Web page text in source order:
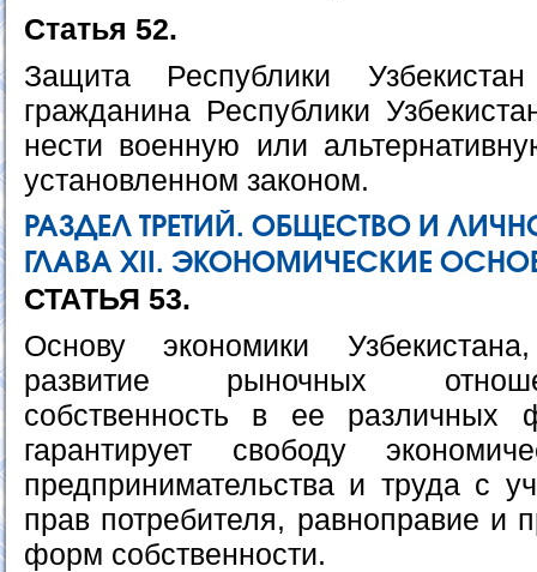
Статья 52.
Защита Республики
гражданина Республики
нести военную или
установленном законом.
РАЗДЕЛ ТРЕТИЙ. ОБЩЕСТВО И
ГЛАВА ХII. ЭКОНОМИЧЕСКИЕ
СТАТЬЯ 53.
Основу экономики
развитие рыночных
собственность в ее различных
гарантирует свободу
предпринимательства и труда с
прав потребителя, равноправие и
форм собственности.